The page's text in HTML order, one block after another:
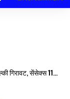
टूटा, निफ्टी भी 50 अंक फिसला।